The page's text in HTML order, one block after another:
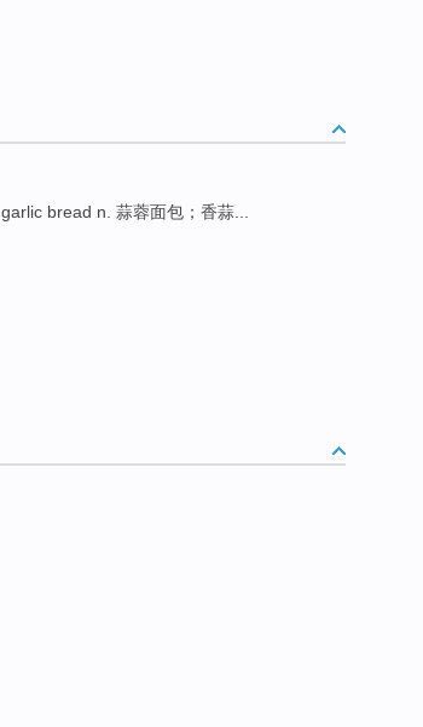
garlic bread n. 蒜蓉面包；香蒜...